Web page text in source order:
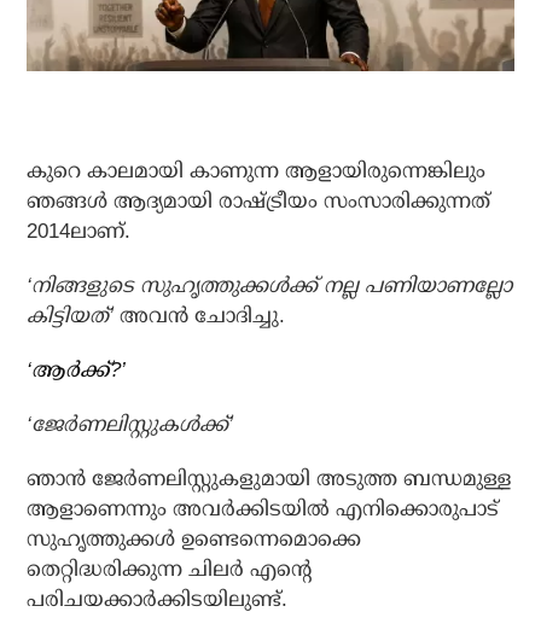
കുറെ കാലമായി കാണുന്ന ആളായിരുന്നെങ്കിലും
ഞങ്ങള്‍ ആദ്യമായി രാഷ്ട്രീയം സംസാരിക്കുന്നത്
2014ലാണ്.
‘നിങ്ങളുടെ സുഹൃത്തുക്കള്‍ക്ക് നല്ല പണിയാണല്ലോ
കിട്ടിയത്’ അവന്‍ ചോദിച്ചു.
‘ആര്‍ക്ക്?’
‘ജേര്‍ണലിസ്റ്റുകള്‍ക്ക്’
ഞാന്‍ ജേര്‍ണലിസ്റ്റുകളുമായി അടുത്ത ബന്ധമുള്ള
ആളാണെന്നും അവര്‍ക്കിടയില്‍ എനിക്കൊരുപാട്
സുഹൃത്തുക്കള്‍ ഉണ്ടെന്നെമൊക്കെ
തെറ്റിദ്ധരിക്കുന്ന ചിലര്‍ എന്റെ
പരിചയക്കാര്‍ക്കിടയിലുണ്ട്.